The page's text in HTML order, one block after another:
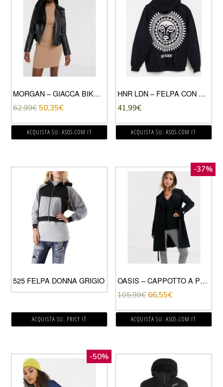
MORGAN – GIACCA BIKER IN ECOPELLE PU NERA-NERO
62,99€ 50,35€
ACQUISTA SU: ASOS.COM IT
HNR LDN – FELPA CON CAPPUCCIO CON STAMPA DI LUNA SUL RETRO-NERO
41,99€
ACQUISTA SU: ASOS.COM IT
525 FELPA DONNA GRIGIO
ACQUISTA SU: PRICY IT
-37%
OASIS – CAPPOTTO A PORTAFOGLIO NERO
105,99€ 66,55€
ACQUISTA SU: ASOS.COM IT
-50%